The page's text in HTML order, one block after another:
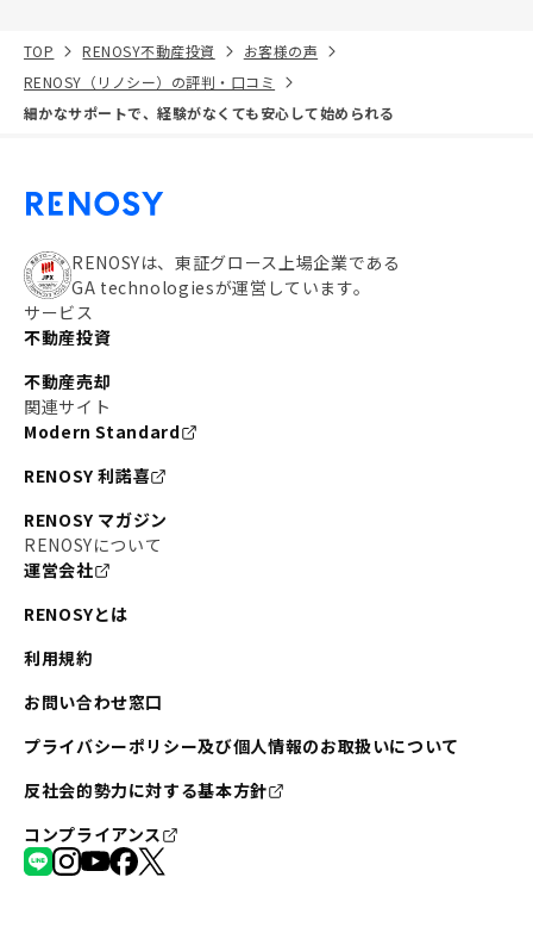
TOP RENOSY不動産投資
お客様の声
RENOSY（リノシー）の評判・口コミ
細かなサポートで、経験がなくても安心して始められる
RENOSYは、東証グロース上場企業である
GA technologiesが運営しています。
サービス
不動産投資
不動産売却
関連サイト
Modern Standard
RENOSY 利諾喜
RENOSY マガジン
RENOSYについて
運営会社
RENOSYとは
利用規約
お問い合わせ窓口
プライバシーポリシー及び個人情報のお取扱いについて
反社会的勢力に対する基本方針
コンプライアンス